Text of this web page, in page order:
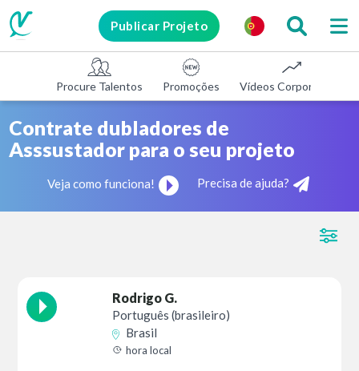
Publicar Projeto
Procure Talentos Promoções Vídeos Corporativos
Contrate dubladores de
Asssustador para o seu projeto
Veja como funciona! Precisa de ajuda?
Rodrigo G.
Português (brasileiro)
Brasil
hora local